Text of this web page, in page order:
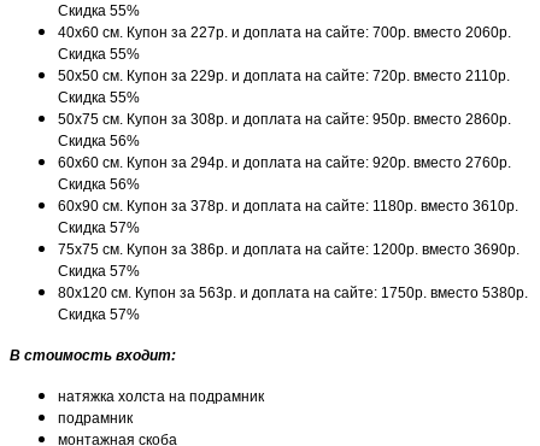
Скидка 55%
40х60 см. Купон за 227р. и доплата на сайте: 700р. вместо 2060р.
Скидка 55%
50х50 см. Купон за 229р. и доплата на сайте: 720р. вместо 2110р.
Скидка 55%
50х75 см. Купон за 308р. и доплата на сайте: 950р. вместо 2860р.
Скидка 56%
60х60 см. Купон за 294р. и доплата на сайте: 920р. вместо 2760р.
Скидка 56%
60х90 см. Купон за 378р. и доплата на сайте: 1180р. вместо 3610р.
Скидка 57%
75х75 см. Купон за 386р. и доплата на сайте: 1200р. вместо 3690р.
Скидка 57%
80х120 см. Купон за 563р. и доплата на сайте: 1750р. вместо 5380р.
Скидка 57%
В стоимость входит:
натяжка холста на подрамник
подрамник
монтажная скоба